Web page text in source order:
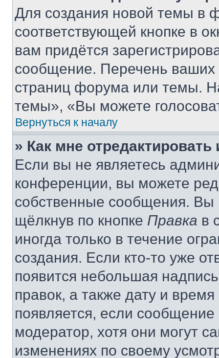
Для создания новой темы в
соответствующей кнопке в
вам придётся
сообщение. Перечень ваших
страниц форума или темы.
темы», «Вы можете
Вернуться к началу
» Как мне
Если вы не являетесь
конференции, вы можете
собственные сообщения. Вы
щёлкнув по кнопке Правка в
иногда только в течение
создания. Если кто-то уже
появится небольшая
правок, а также дату и
появляется, если
модератор, хотя они могут
изменениях по своему